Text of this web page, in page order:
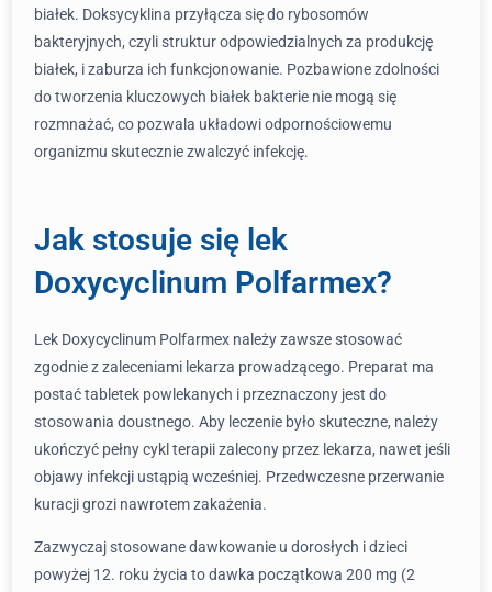
białek. Doksycyklina przyłącza się do rybosomów
bakteryjnych, czyli struktur odpowiedzialnych za produkcję
białek, i zaburza ich funkcjonowanie. Pozbawione zdolności
do tworzenia kluczowych białek bakterie nie mogą się
rozmnażać, co pozwala układowi odpornościowemu
organizmu skutecznie zwalczyć infekcję.
Jak stosuje się lek
Doxycyclinum Polfarmex?
Lek Doxycyclinum Polfarmex należy zawsze stosować
zgodnie z zaleceniami lekarza prowadzącego. Preparat ma
postać tabletek powlekanych i przeznaczony jest do
stosowania doustnego. Aby leczenie było skuteczne, należy
ukończyć pełny cykl terapii zalecony przez lekarza, nawet jeśli
objawy infekcji ustąpią wcześniej. Przedwczesne przerwanie
kuracji grozi nawrotem zakażenia.
Zazwyczaj stosowane dawkowanie u dorosłych i dzieci
powyżej 12. roku życia to dawka początkowa 200 mg (2